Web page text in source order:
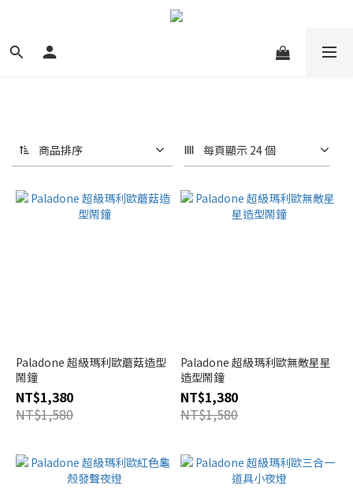
商品排序 每頁顯示 24 個
Paladone 超級瑪利歐蘑菇造型
鬧鐘
NT$1,380
NT$1,580
Paladone 超級瑪利歐無敵星星
造型鬧鐘
NT$1,380
NT$1,580